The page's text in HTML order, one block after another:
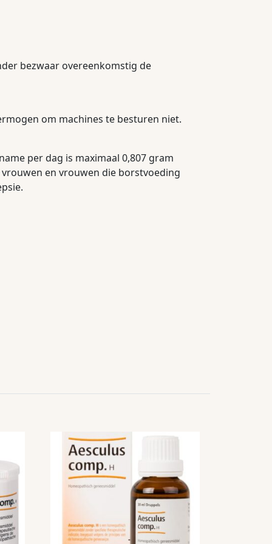
bezwaar overeenkomstig de
om machines te besturen niet.
per dag is maximaal 0,807 gram
en vrouwen die borstvoeding